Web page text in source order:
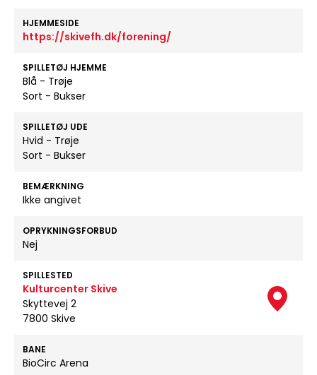
HJEMMESIDE
https://skivefh.dk/forening/
SPILLETØJ HJEMME
Blå - Trøje
Sort - Bukser
SPILLETØJ UDE
Hvid - Trøje
Sort - Bukser
BEMÆRKNING
Ikke angivet
OPRYKNINGSFORBUD
Nej
SPILLESTED
Kulturcenter Skive
Skyttevej 2
7800 Skive
BANE
BioCirc Arena